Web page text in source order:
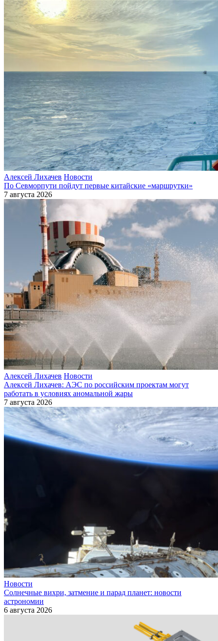
Алексей Лихачев Новости
По Севморпути пойдут первые китайские «маршрутки»
7 августа 2026
Алексей Лихачев Новости
Алексей Лихачев: АЭС по российским проектам могут
работать в условиях аномальной жары
7 августа 2026
Новости
Солнечные вихри, затмение и парад планет: новости
астрономии
6 августа 2026